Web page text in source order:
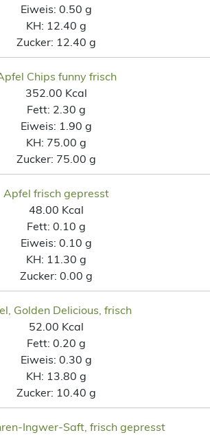
Eiweis: 0.50 g
KH: 12.40 g
Zucker: 12.40 g
Chips funny frisch
352.00 Kcal
Fett: 2.30 g
Eiweis: 1.90 g
KH: 75.00 g
Zucker: 75.00 g
Apfel frisch gepresst
48.00 Kcal
Fett: 0.10 g
Eiweis: 0.10 g
KH: 11.30 g
Zucker: 0.00 g
Golden Delicious, frisch
52.00 Kcal
Fett: 0.20 g
Eiweis: 0.30 g
KH: 13.80 g
Zucker: 10.40 g
Ingwer-Saft, frisch gepresst